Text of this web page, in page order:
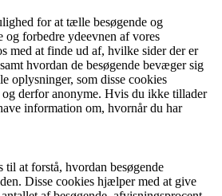
for at tælle besøgende og
forbedre ydeevnen af vores
med at finde ud af, hvilke sider der er
hvordan de besøgende bevæger sig
oplysninger, som disse cookies
og derfor anonyme. Hvis du ikke tillader
information om, hvornår du har
til at forstå, hvordan besøgende
Disse cookies hjælper med at give